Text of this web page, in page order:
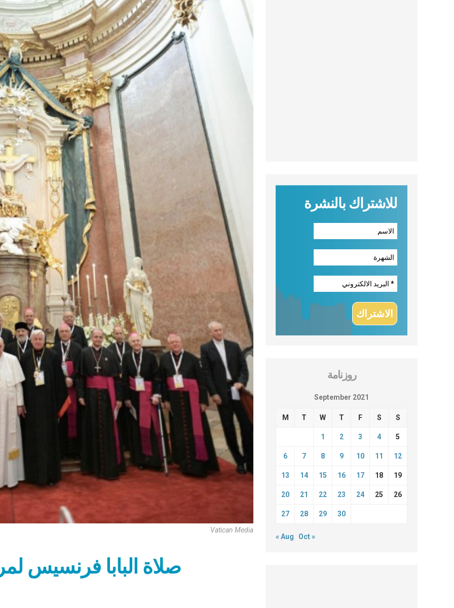
Vatican Media
صلاة البابا فرنسيس
للاشتراك بالنشرة
روزنامة
September 2021
M T W T F S S
1 2 3 4 5
6 7 8 9 10 11 12
13 14 15 16 17 18 19
20 21 22 23 24 25 26
27 28 29 30
« Aug Oct »